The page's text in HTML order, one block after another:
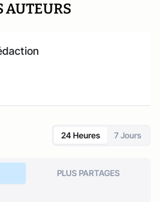
AUTEURS
24 Heures 7 Jours
PLUS PARTAGES